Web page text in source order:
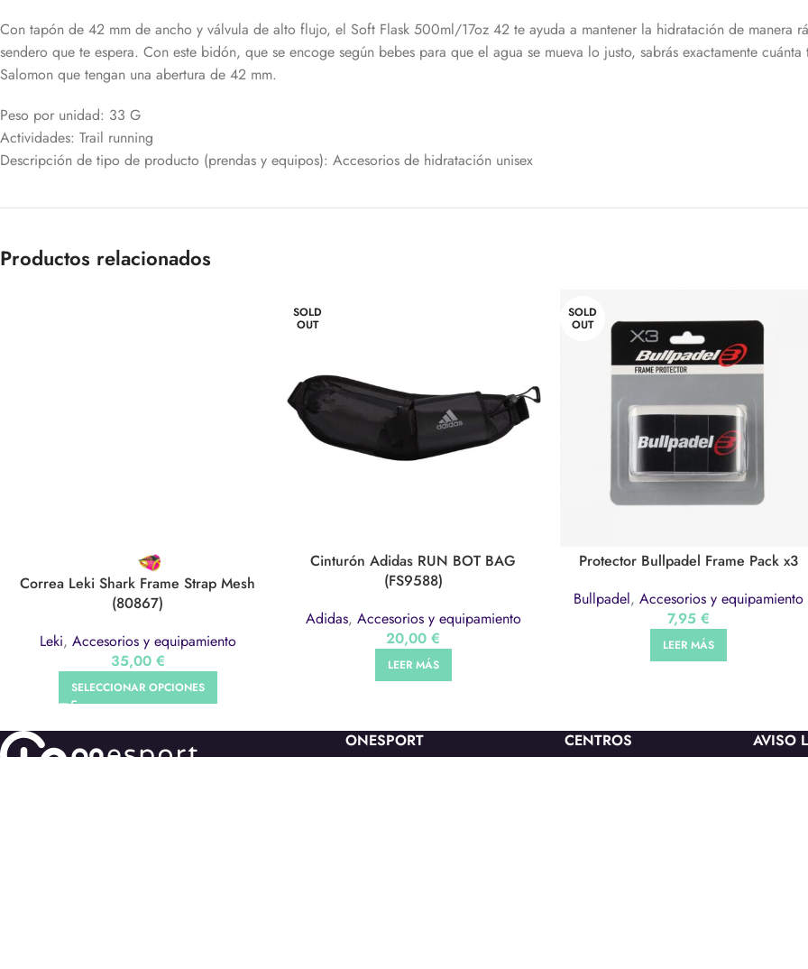
Con tapón de 42 mm de ancho y válvula de alto flujo, el Soft Flask 500ml/17oz 42 te ayuda a mantener la hidratación de manera
sendero que te espera. Con este bidón, que se encoge según bebes para que el agua se mueva lo justo, sabrás exactamente
Salomon que tengan una abertura de 42 mm.
Peso por unidad: 33 G
Actividades: Trail running
Descripción de tipo de producto (prendas y equipos): Accesorios de hidratación unisex
Productos relacionados
Correa Leki Shark Frame Strap Mesh
(80867)
Leki, Accesorios y equipamiento
35,00 €
SELECCIONAR OPCIONES
SOLD
OUT
Cinturón Adidas RUN BOT BAG
(FS9588)
Adidas, Accesorios y equipamiento
20,00€
LEER MÁS
SOLD
OUT
Protector Bullpadel Frame Pack x3
Bullpadel,Accesorios y equipamiento
7,95€
LEER MÁS
ONESPORT
CENTROS
AVISO